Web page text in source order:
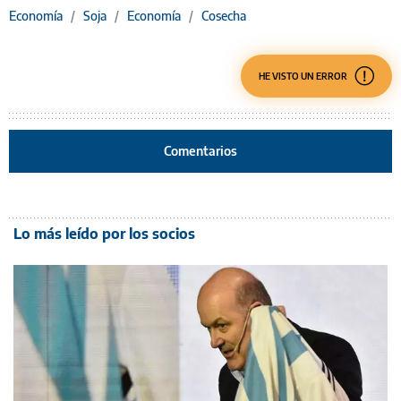
Economía / Soja / Economía / Cosecha
HE VISTO UN ERROR
Comentarios
Lo más leído por los socios